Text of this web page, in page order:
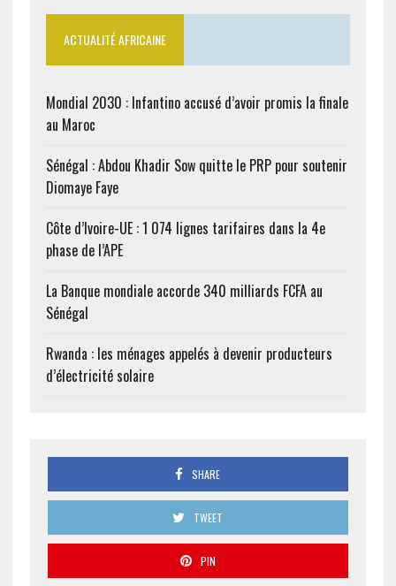
ACTUALITÉ AFRICAINE
Mondial 2030 : Infantino accusé d’avoir promis la finale
au Maroc
Sénégal : Abdou Khadir Sow quitte le PRP pour soutenir
Diomaye Faye
Côte d’Ivoire-UE : 1 074 lignes tarifaires dans la 4e
phase de l’APE
La Banque mondiale accorde 340 milliards FCFA au
Sénégal
Rwanda : les ménages appelés à devenir producteurs
d’électricité solaire
SHARE
TWEET
PIN